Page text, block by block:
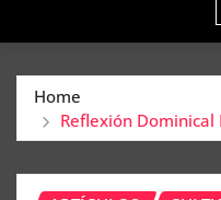
Home
Reflexión Dominical